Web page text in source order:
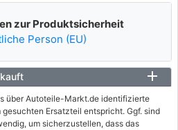
zur Produktsicherheit
Person (EU)
über Autoteile-Markt.de identifizierte
Ersatzteil entspricht. Ggf. sind
um sicherzustellen, dass das